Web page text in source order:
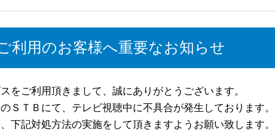
利用のお客様へ重要なお知らせ
をご利用頂きまして、誠にありがとうございます。
ＳＴＢにて、テレビ視聴中に不具合が発生しております。
下記対処方法の実施をして頂きますようお願い致します。